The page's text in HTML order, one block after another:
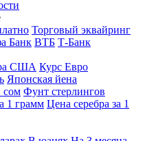
Торговый эквайринг
Банк ВТБ Т-Банк
США Курс Евро
Японская йена
сом Фунт стерлингов
1 грамм Цена серебра за 1